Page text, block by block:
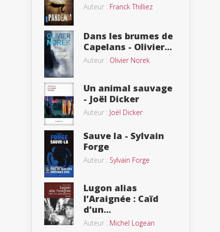
Auteur : Franck Thilliez
Dans les brumes de
Capelans - Olivier...
Auteur : Olivier Norek
Un animal sauvage
- Joël Dicker
Auteur : Joël Dicker
Sauve la - Sylvain
Forge
Auteur : Sylvain Forge
Lugon alias
l’Araignée : Caïd
d’un...
Auteur : Michel Logean